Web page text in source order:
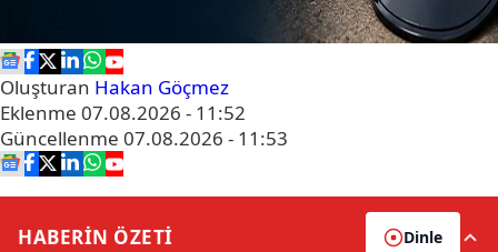
Oluşturan Hakan Göçmez
Eklenme 07.08.2026 - 11:52
Güncellenme 07.08.2026 - 11:53
HABERİN ÖZETİ Dinle